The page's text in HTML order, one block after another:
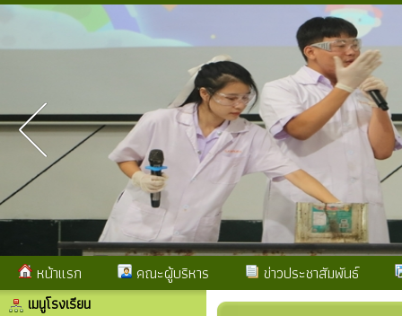
หน้าแรก คณะผู้บริหาร ข่าวประชาสัมพันธ์
เมนูโรงเรียน